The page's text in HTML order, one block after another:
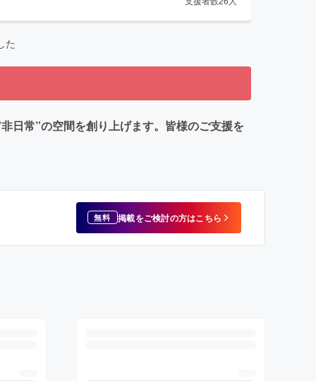
た
日常”の空間を創り上げます。皆様のご支援を
無料 掲載をご検討の方はこちら